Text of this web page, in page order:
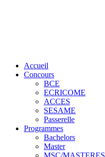
Accueil
Concours
BCE
ECRICOME
ACCES
SESAME
Passerelle
Programmes
Bachelors
Master